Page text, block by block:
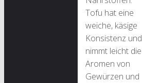
Tofu hat eine
weiche, käsige
Konsistenz und
nimmt leicht die
Aromen von
Gewürzen und